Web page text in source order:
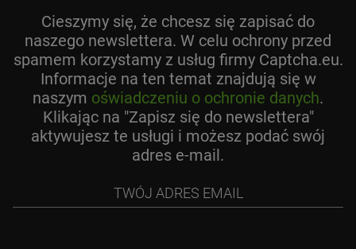
Cieszymy się, że chcesz się zapisać do
naszego newslettera. W celu ochrony przed
spamem korzystamy z usług firmy Captcha.eu.
Informacje na ten temat znajdują się w
naszym oświadczeniu o ochronie danych.
Klikając na "Zapisz się do newslettera"
aktywujesz te usługi i możesz podać swój
adres e-mail.
email